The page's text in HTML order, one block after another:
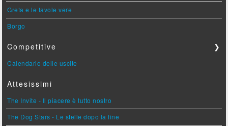
Greta e le favole vere
Borgo
Competitive ❯
Calendario delle uscite
Attesissimi
The Invite - Il piacere è tutto nostro
The Dog Stars - Le stelle dopo la fine